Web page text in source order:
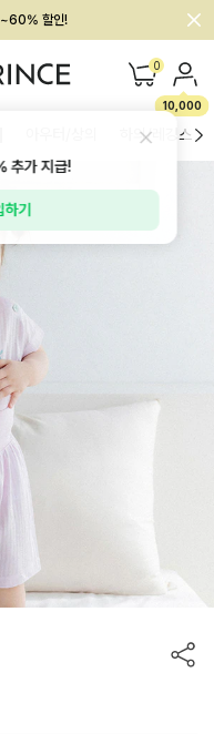
혜택
0
10,000
하의/레깅스
추가 지급!
기